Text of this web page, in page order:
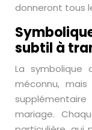
donneront tous
subtil à
La symbolique
méconnu,
mariage.